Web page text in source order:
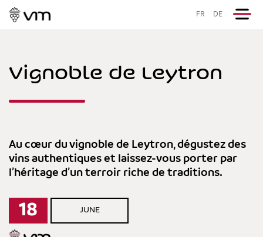
FR DE
Vignoble de Leytron
Au cœur du vignoble de Leytron, dégustez des
vins authentiques et laissez-vous porter par
l’héritage d’un terroir riche de traditions.
18 JUNE